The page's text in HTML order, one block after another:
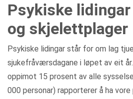
Psykiske
og skjelettplager
Psykiske lidingar står for om lag
sjukefråværsdagane i løpet av eit
oppimot 15 prosent av alle
000 personar) rapporterer å ha